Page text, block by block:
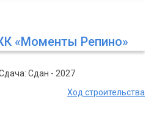
«Моменты Репино»
Сдан - 2027
Ход строительства